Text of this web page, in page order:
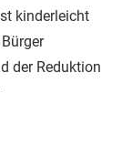
kinderleicht
der Reduktion